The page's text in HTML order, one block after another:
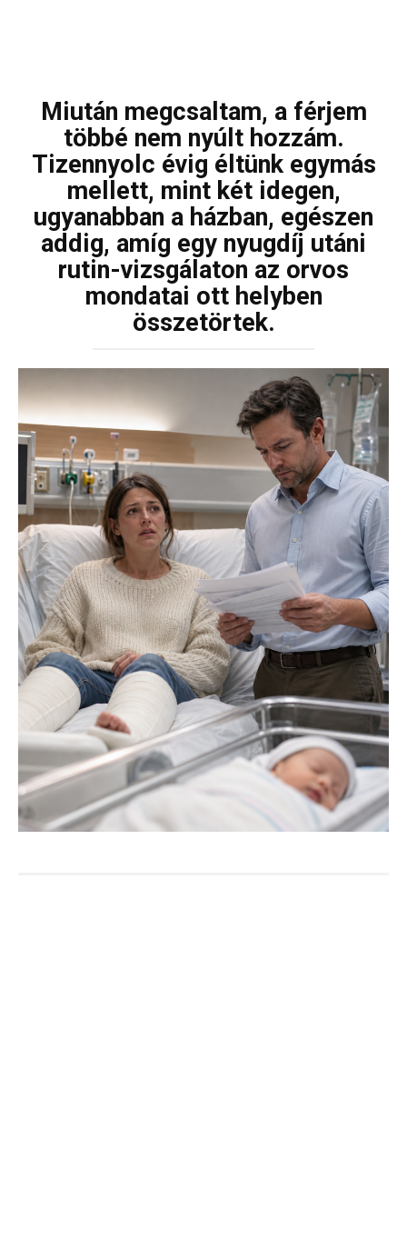
Miután megcsaltam, a férjem
többé nem nyúlt hozzám.
Tizennyolc évig éltünk egymás
mellett, mint két idegen,
ugyanabban a házban, egészen
addig, amíg egy nyugdíj utáni
rutin-vizsgálaton az orvos
mondatai ott helyben
összetörtek.